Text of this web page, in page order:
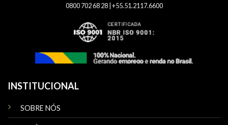
0800 702 68 28 | +55.51.2117.6600
INSTITUCIONAL
SOBRE NÓS